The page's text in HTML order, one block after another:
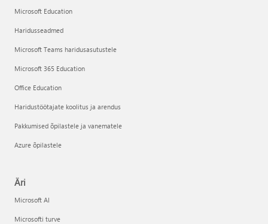
Microsoft Education
Haridusseadmed
Microsoft Teams haridusasutustele
Microsoft 365 Education
Office Education
Haridustöötajate koolitus ja arendus
Pakkumised õpilastele ja vanematele
Azure õpilastele
Äri
Microsoft AI
Microsofti turve